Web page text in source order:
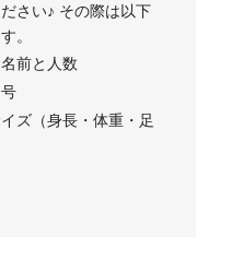
さい♪ その際は以下
。
前と人数
ズ（身長・体重・足